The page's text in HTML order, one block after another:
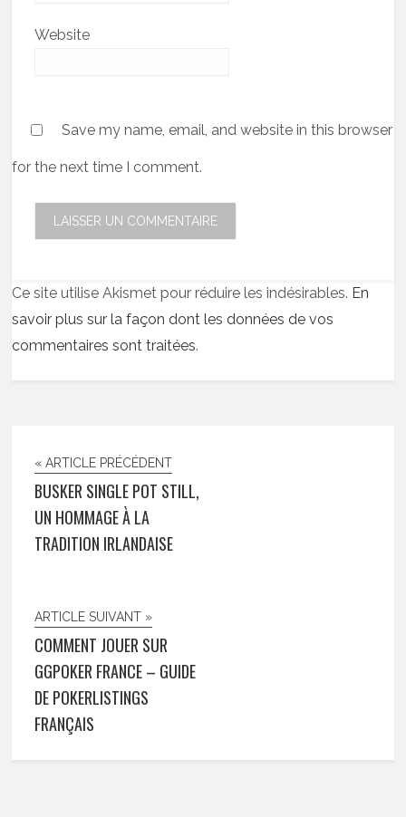
Website
Save my name, email, and website in this browser
for the next time I comment.
Ce site utilise Akismet pour réduire les indésirables. En
savoir plus sur la façon dont les données de vos
commentaires sont traitées.
« ARTICLE PRÉCÉDENT
BUSKER SINGLE POT STILL,
UN HOMMAGE À LA
TRADITION IRLANDAISE
ARTICLE SUIVANT »
COMMENT JOUER SUR
GGPOKER FRANCE – GUIDE
DE POKERLISTINGS
FRANÇAIS